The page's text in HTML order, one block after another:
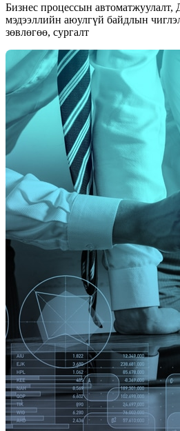
Бизнес процессын
мэдээллийн аюулгүй байдлын
зөвлөгөө, сургалт